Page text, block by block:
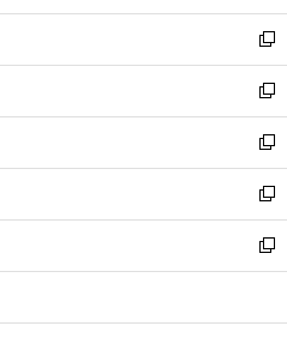
開
く
ウ
で
開
く
ン
ド
ウ
で
開
く
ウ
ィ
ン
ド
ウ
で
開
く
新
し
い
ウ
ィ
ン
ド
ウ
で
開
新
し
い
ウ
ィ
ン
ド
ウ
開
新
し
い
ウ
ィ
ン
ウ
新
し
い
ウ
ン
新
し
ウ